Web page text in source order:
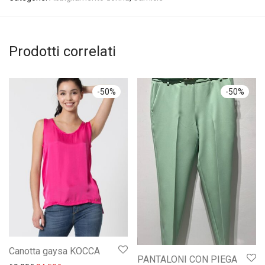
Prodotti correlati
-50%
Canotta gaysa KOCCA
-50%
PANTALONI CON PIEGA